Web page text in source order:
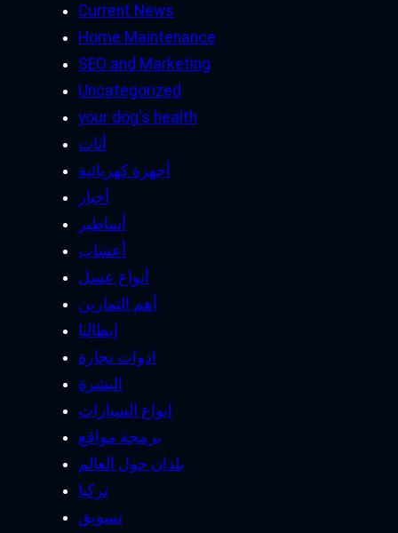
Current News
Home Maintenance
SEO and Marketing
Uncategorized
your dog's health
أثاث
أجهزة كهربائية
أخبار
أساطير
أعشاب
أنواع عسل
أهم التمارين
إيطاليا
ادوات نجارة
البشرة
انواع السيارات
برمجة مواقع
بلدان حول العالم
تركيا
تسويق